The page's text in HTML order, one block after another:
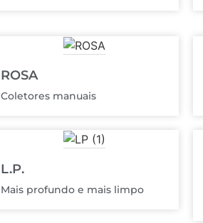
ROSA
Coletores manuais
L.P.
Mais profundo e mais limpo